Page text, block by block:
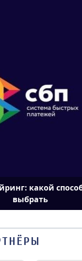
какой
выбрать